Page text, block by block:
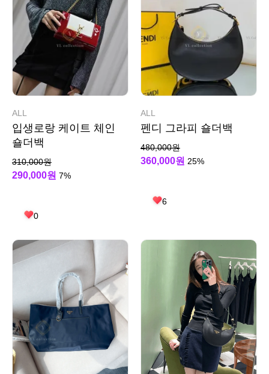
ALL
입생로랑 케이트 체인
숄더백
310,000원
290,000원 7%
0
ALL
펜디 그라피 숄더백
480,000원
360,000원 25%
6